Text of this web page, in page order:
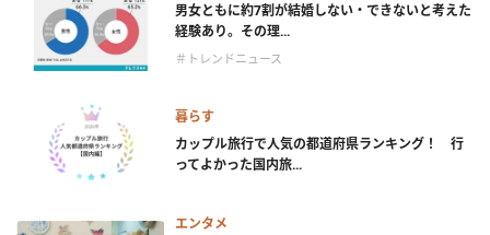
男女ともに約7割が結婚しない・できないと考えた
経験あり。その理...
＃トレンドニュース
暮らす
カップル旅行で人気の都道府県ランキング！ 行
ってよかった国内旅...
エンタメ